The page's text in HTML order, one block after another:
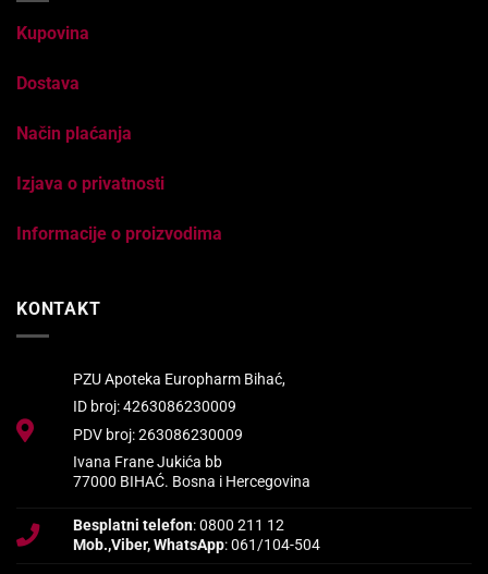
Kupovina
Dostava
Način plaćanja
Izjava o privatnosti
Informacije o proizvodima
KONTAKT
PZU Apoteka Europharm Bihać,
ID broj: 4263086230009
PDV broj: 263086230009
Ivana Frane Jukića bb
77000 BIHAĆ. Bosna i Hercegovina
Besplatni telefon: 0800 211 12
Mob.,Viber, WhatsApp: 061/104-504